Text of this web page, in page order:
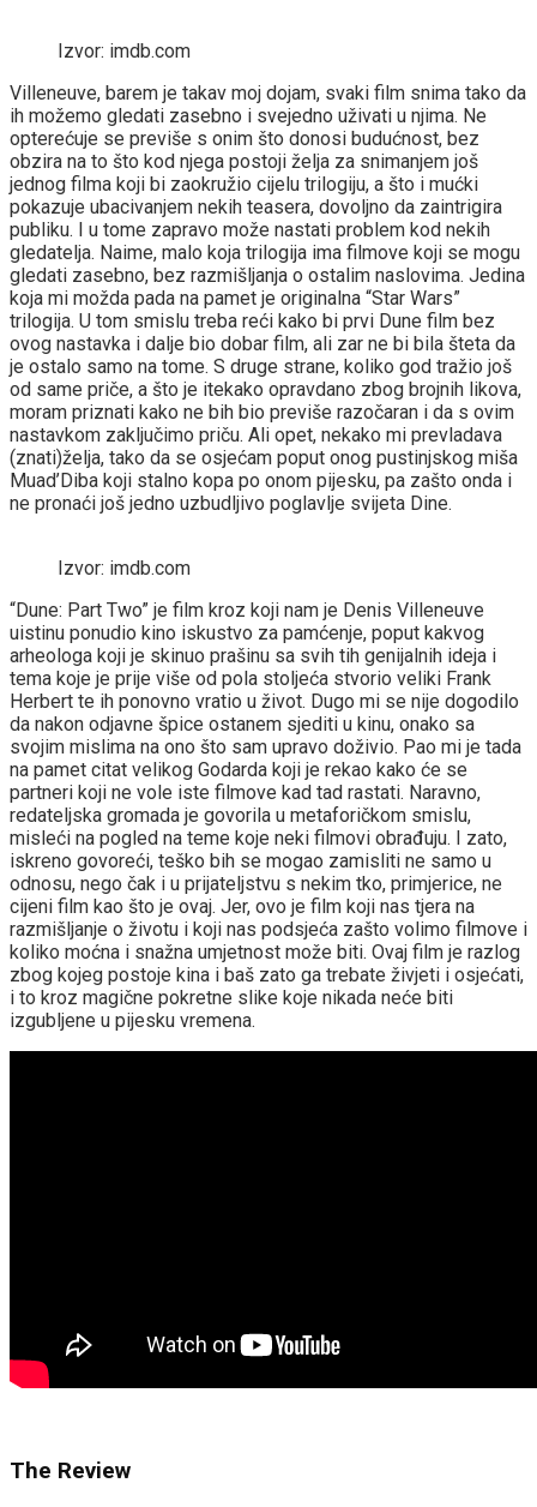
Izvor: imdb.com
Villeneuve, barem je takav moj dojam, svaki film snima tako da
ih možemo gledati zasebno i svejedno uživati u njima. Ne
opterećuje se previše s onim što donosi budućnost, bez
obzira na to što kod njega postoji želja za snimanjem još
jednog filma koji bi zaokružio cijelu trilogiju, a što i mućki
pokazuje ubacivanjem nekih teasera, dovoljno da zaintrigira
publiku. I u tome zapravo može nastati problem kod nekih
gledatelja. Naime, malo koja trilogija ima filmove koji se mogu
gledati zasebno, bez razmišljanja o ostalim naslovima. Jedina
koja mi možda pada na pamet je originalna “Star Wars”
trilogija. U tom smislu treba reći kako bi prvi Dune film bez
ovog nastavka i dalje bio dobar film, ali zar ne bi bila šteta da
je ostalo samo na tome. S druge strane, koliko god tražio još
od same priče, a što je itekako opravdano zbog brojnih likova,
moram priznati kako ne bih bio previše razočaran i da s ovim
nastavkom zaključimo priču. Ali opet, nekako mi prevladava
(znati)želja, tako da se osjećam poput onog pustinjskog miša
Muad’Diba koji stalno kopa po onom pijesku, pa zašto onda i
ne pronaći još jedno uzbudljivo poglavlje svijeta Dine.
Izvor: imdb.com
“Dune: Part Two” je film kroz koji nam je Denis Villeneuve
uistinu ponudio kino iskustvo za pamćenje, poput kakvog
arheologa koji je skinuo prašinu sa svih tih genijalnih ideja i
tema koje je prije više od pola stoljeća stvorio veliki Frank
Herbert te ih ponovno vratio u život. Dugo mi se nije dogodilo
da nakon odjavne špice ostanem sjediti u kinu, onako sa
svojim mislima na ono što sam upravo doživio. Pao mi je tada
na pamet citat velikog Godarda koji je rekao kako će se
partneri koji ne vole iste filmove kad tad rastati. Naravno,
redateljska gromada je govorila u metaforičkom smislu,
misleći na pogled na teme koje neki filmovi obrađuju. I zato,
iskreno govoreći, teško bih se mogao zamisliti ne samo u
odnosu, nego čak i u prijateljstvu s nekim tko, primjerice, ne
cijeni film kao što je ovaj. Jer, ovo je film koji nas tjera na
razmišljanje o životu i koji nas podsjeća zašto volimo filmove i
koliko moćna i snažna umjetnost može biti. Ovaj film je razlog
zbog kojeg postoje kina i baš zato ga trebate živjeti i osjećati,
i to kroz magične pokretne slike koje nikada neće biti
izgubljene u pijesku vremena.
The Review